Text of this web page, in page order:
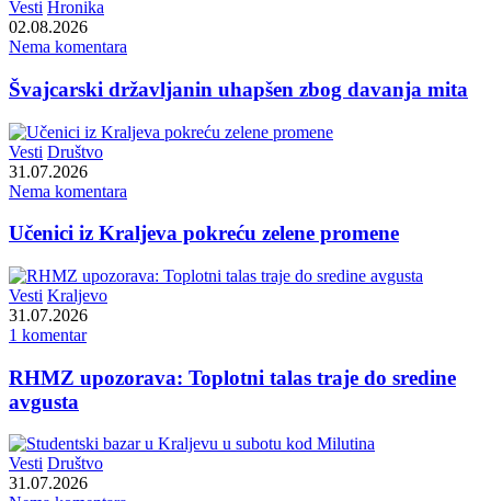
Vesti Hronika
02.08.2026
Nema komentara
Švajcarski državljanin uhapšen zbog davanja mita
Vesti Društvo
31.07.2026
Nema komentara
Učenici iz Kraljeva pokreću zelene promene
Vesti Kraljevo
31.07.2026
1 komentar
RHMZ upozorava: Toplotni talas traje do sredine
avgusta
Vesti Društvo
31.07.2026